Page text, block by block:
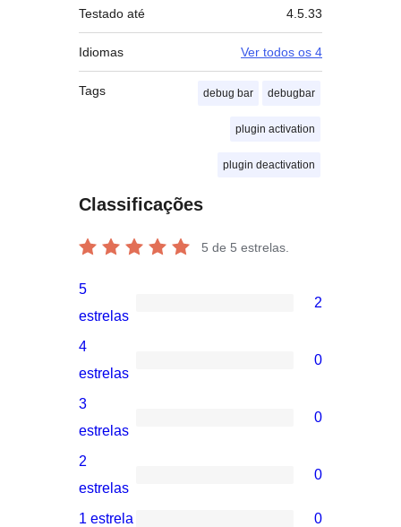
Testado até 4.5.33
Idiomas Ver todos os 4
Tags debug bar debugbar
plugin activation
plugin deactivation
Classificações
5 de 5 estrelas.
2
avaliações
com
5
estrelas
5
estrelas
2
0
avaliação
com
4
estrela
4
estrelas
0
0
avaliação
com
3
3
estrelas
0
0
avaliação
2
estrelas
0
1 estrela 0